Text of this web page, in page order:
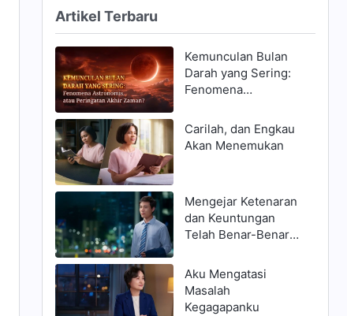
Artikel Terbaru
Kemunculan Bulan
Darah yang Sering:
Fenomena
Peringatan Akhir
Zaman?
Carilah, dan Engkau
Akan Menemukan
Mengejar Ketenaran
dan Keuntungan
Telah Benar-Benar
Aku Mengatasi
Masalah
Kegagapanku